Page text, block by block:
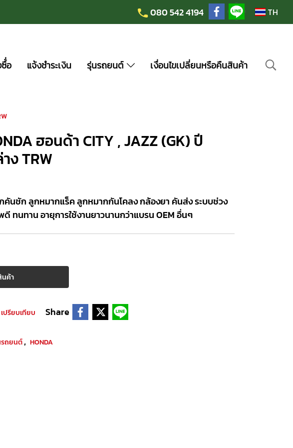
080 542 4194 TH
อ แจ้งชำระเงิน รุ่นรถยนต์ เงื่อนไขเปลี่ยนหรือคืนสินค้า
ฮอนด้า CITY , JAZZ (GK) ปี
ง TRW
นชัก ลูกหมากแร็ค ลูกหมากกันโคลง กล้องยา คันส่ง ระบบช่วง
ทนทาน อายุการใช้งานยาวนานกว่าแบรน OEM อื่นๆ
ค้า
เปรียบเทียบ Share
ถยนต์, HONDA